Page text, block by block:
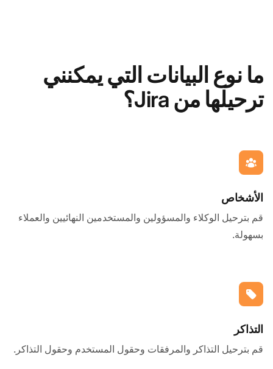
ما نوع البيانات التي يمكنني
ترحيلها من Jira؟
الأشخاص
قم بترحيل الوكلاء والمسؤولين والمستخدمين النهائيين والعملاء
بسهولة.
التذاكر
قم بترحيل التذاكر والمرفقات وحقول المستخدم وحقول التذاكر.